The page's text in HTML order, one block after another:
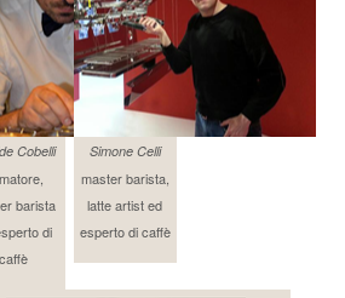
Cobelli
barista
di
caffè
Simone Celli
master barista,
latte artist ed
esperto di caffè